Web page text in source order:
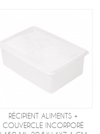
RÉCIPIENT ALIMENTS +
COUVERCLE INCORPORÉ